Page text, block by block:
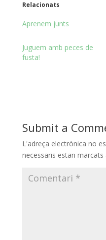
Relacionats
Aprenem junts
Juguem amb peces de
fusta!
Submit a
L'adreça electrònica no
necessaris estan marcats